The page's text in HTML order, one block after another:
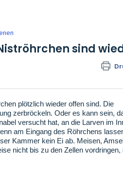
sind
plötzlich wieder offen sind. Die
zerbröckeln. Oder es kann sein,
versucht hat, an die Larven im
am Eingang des Röhrchens
Kammer kein Ei ab. Meisen,
nicht bis zu den Zellen vordringen,